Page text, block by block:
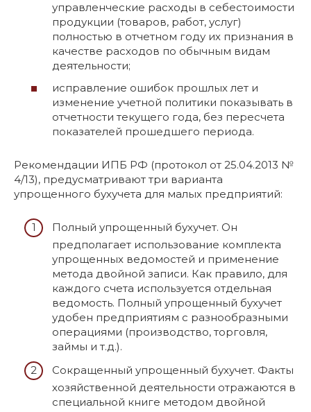
управленческие расходы в себестоимости
продукции (товаров, работ, услуг)
полностью в отчетном году их признания в
качестве расходов по обычным видам
деятельности;
исправление ошибок прошлых лет и
изменение учетной политики показывать в
отчетности текущего года, без пересчета
показателей прошедшего периода.
Рекомендации ИПБ РФ (протокол от 25.04.2013 №
4/13), предусматривают три варианта
упрощенного бухучета для малых предприятий:
Полный упрощенный бухучет. Он
предполагает использование комплекта
упрощенных ведомостей и применение
метода двойной записи. Как правило, для
каждого счета используется отдельная
ведомость. Полный упрощенный бухучет
удобен предприятиям с разнообразными
операциями (производство, торговля,
займы и т.д.).
Сокращенный упрощенный бухучет. Факты
хозяйственной деятельности отражаются в
специальной книге методом двойной